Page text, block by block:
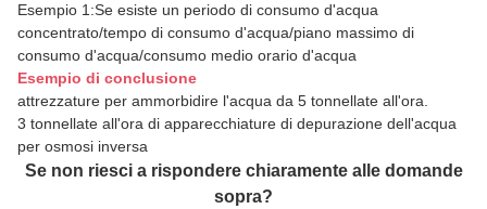
Esempio 1:Se esiste un periodo di consumo d'acqua
concentrato/tempo di consumo d'acqua/piano massimo di
consumo d'acqua/consumo medio orario d'acqua
Esempio di conclusione
attrezzature per ammorbidire l'acqua da 5 tonnellate all'ora.
3 tonnellate all'ora di apparecchiature di depurazione dell'acqua
per osmosi inversa
Se non riesci a rispondere chiaramente alle domande
sopra?